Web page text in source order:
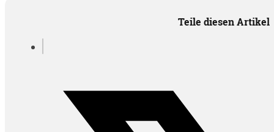
Teile diesen Artikel